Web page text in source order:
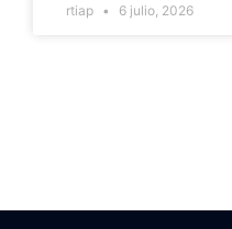
rtiap 6 julio, 2026